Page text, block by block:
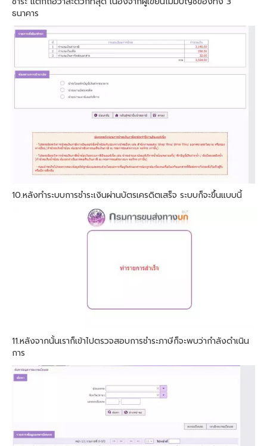
ธนาคาร
10.หลังทำระบบการชำระเงินผ่านบัตรเครดิตเสร็จ ระบบก็จะขึ้นแบบนี้
11.หลังจากนั้นเราก็เข้าไปตรวจสอบการชำระภาษีก็จะพบว่ากำลังดำเนิน
การ